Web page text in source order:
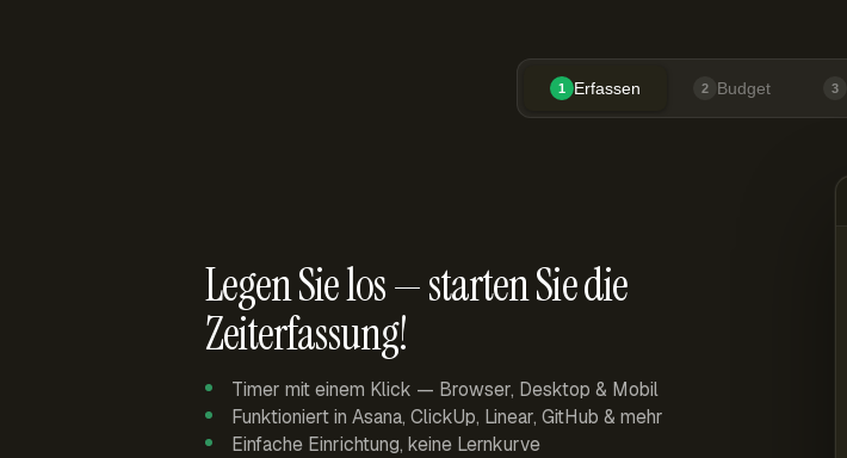
1 Erfassen 2 Budget 3
Legen Sie los — starten Sie die
Zeiterfassung!
Timer mit einem Klick — Browser, Desktop & Mobil
Funktioniert in Asana, ClickUp, Linear, GitHub & mehr
Einfache Einrichtung, keine Lernkurve